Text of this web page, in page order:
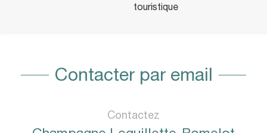
touristique
Contacter par email
Contactez